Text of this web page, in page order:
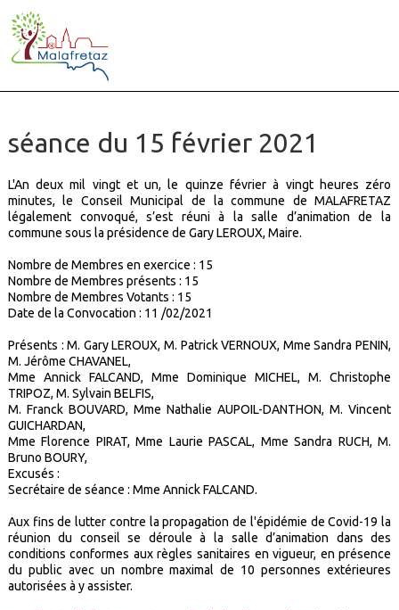
séance du 15 février 2021
L'An deux mil vingt et un, le quinze février à vingt heures zéro
minutes, le Conseil Municipal de la commune de MALAFRETAZ
légalement convoqué, s’est réuni à la salle d’animation de la
commune sous la présidence de Gary LEROUX, Maire.
Nombre de Membres en exercice : 15
Nombre de Membres présents : 15
Nombre de Membres Votants : 15
Date de la Convocation : 11 /02/2021
Présents : M. Gary LEROUX, M. Patrick VERNOUX, Mme Sandra PENIN,
M. Jérôme CHAVANEL,
Mme Annick FALCAND, Mme Dominique MICHEL, M. Christophe
TRIPOZ, M. Sylvain BELFIS,
M. Franck BOUVARD, Mme Nathalie AUPOIL-DANTHON, M. Vincent
GUICHARDAN,
Mme Florence PIRAT, Mme Laurie PASCAL, Mme Sandra RUCH, M.
Bruno BOURY,
Excusés :
Secrétaire de séance : Mme Annick FALCAND.
Aux fins de lutter contre la propagation de l'épidémie de Covid-19 la
réunion du conseil se déroule à la salle d’animation dans des
conditions conformes aux règles sanitaires en vigueur, en présence
du public avec un nombre maximal de 10 personnes extérieures
autorisées à y assister.